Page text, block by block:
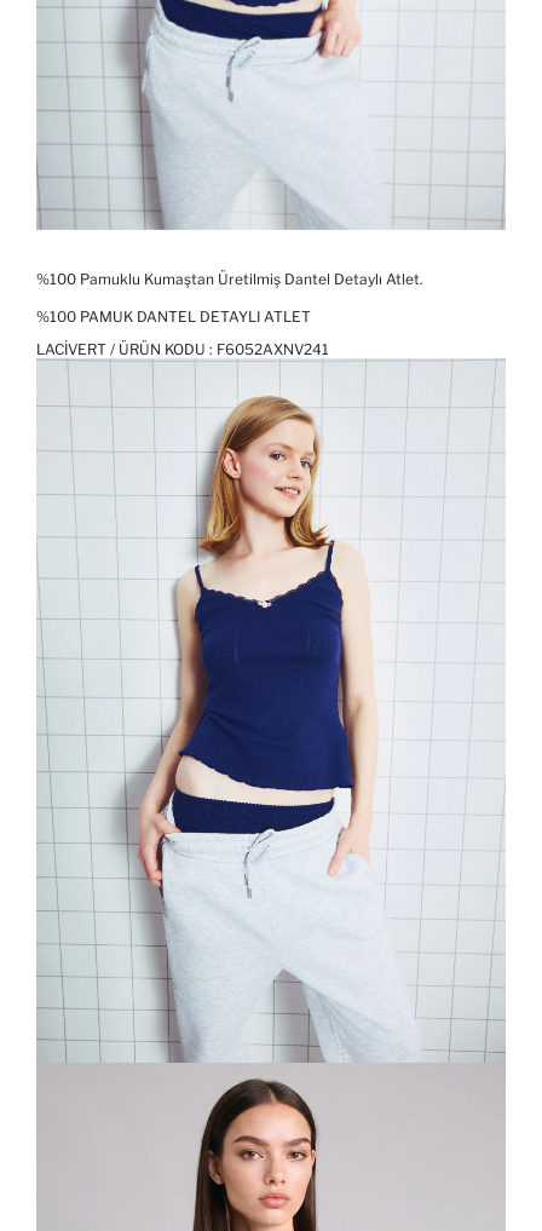
%100 Pamuklu Kumaştan Üretilmiş Dantel Detaylı Atlet.
%100 PAMUK DANTEL DETAYLI ATLET
LACIVERT / ÜRÜN KODU : F6052AXNV241